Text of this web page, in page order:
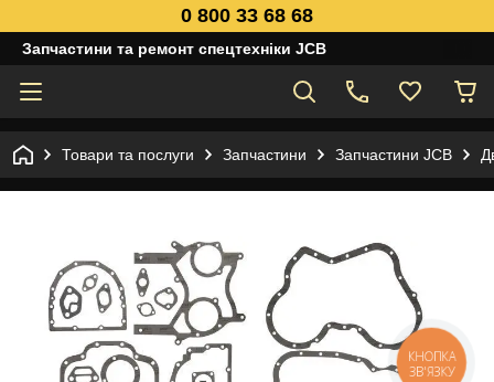
0 800 33 68 68
Запчастини та ремонт спецтехніки JCB
Товари та послуги Запчастини Запчастини JCB
КНОПКА
ЗВ'ЯЗКУ